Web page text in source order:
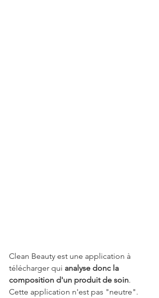
Clean Beauty est une application à
télécharger qui analyse donc la
composition d'un produit de soin.
Cette application n'est pas "neutre".